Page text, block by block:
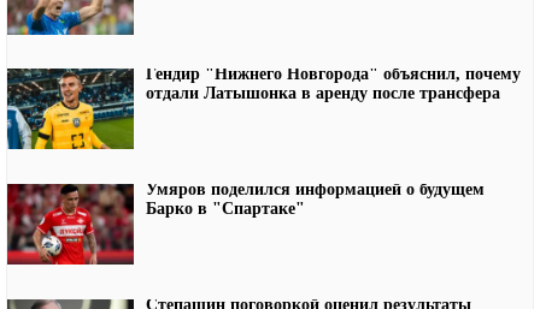
Гендир "Нижнего Новгорода" объяснил, почему
отдали Латышонка в аренду после трансфера
Умяров поделился информацией о будущем
Барко в "Спартаке"
Степашин поговоркой оценил результаты